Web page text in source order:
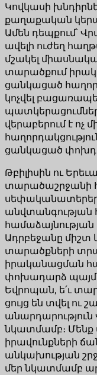
Կովկասի
քաղաքական
Ամեն դեպքում՝
ավելի ուժեղ
մշակել
տարածքում
ցանկացած
կոչվել
վերաբերում է ոչ
ցանկացած
Թբիլիսին ու
տարածաշրջանի
անվտանգության
Ադրբեջանը միշտ
տարածքների
իրականացման
փոխադարձ
Եվրոպան, ե՛ւ
ցույց են տվել ու
նկատմամբ։ Մենք
իրավունքների
անկախության
մեր նկատմամբ